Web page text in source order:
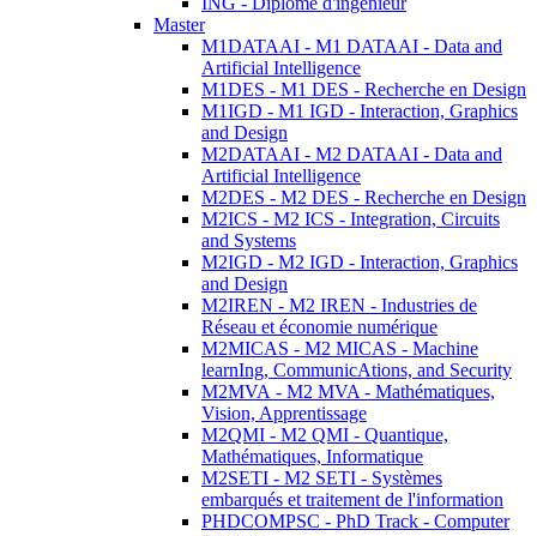
Master
M1DATAAI - M1 DATAAI - Data and
Artificial Intelligence
M1DES - M1 DES - Recherche en Design
M1IGD - M1 IGD - Interaction, Graphics
and Design
M2DATAAI - M2 DATAAI - Data and
Artificial Intelligence
M2DES - M2 DES - Recherche en Design
M2ICS - M2 ICS - Integration, Circuits
and Systems
M2IGD - M2 IGD - Interaction, Graphics
and Design
M2IREN - M2 IREN - Industries de
Réseau et économie numérique
M2MICAS - M2 MICAS - Machine
learnIng, CommunicAtions, and Security
M2MVA - M2 MVA - Mathématiques,
Vision, Apprentissage
M2QMI - M2 QMI - Quantique,
Mathématiques, Informatique
M2SETI - M2 SETI - Systèmes
embarqués et traitement de l'information
PHDCOMPSC - PhD Track - Computer